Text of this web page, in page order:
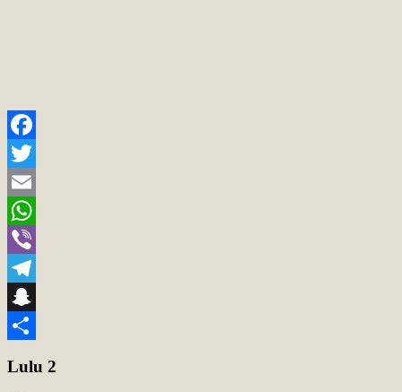
Facebook
Twitter
Email
WhatsApp
Viber
Telegram
Snapchat
Lulu 2